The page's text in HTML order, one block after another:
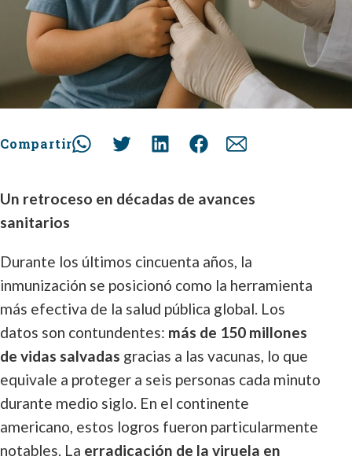
Compartir
Un retroceso en décadas de avances
sanitarios
Durante los últimos cincuenta años, la
inmunización se posicionó como la herramienta
más efectiva de la salud pública global. Los
datos son contundentes: más de 150 millones
de vidas salvadas gracias a las vacunas, lo que
equivale a proteger a seis personas cada minuto
durante medio siglo. En el continente
americano, estos logros fueron particularmente
notables. La erradicación de la viruela en